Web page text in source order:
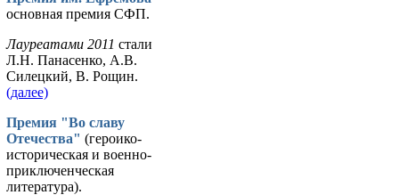
основная премия СФП.
Лауреатами 2011 стали
Л.Н. Панасенко, А.В.
Силецкий, В. Рощин.
(далее)
Премия "Во славу
Отечества" (героико-
историческая и военно-
приключенческая
литература).